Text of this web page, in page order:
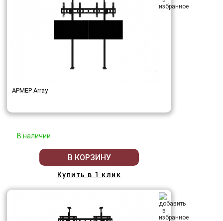
АРМЕР Array
В наличии
В КОРЗИНУ
Купить в 1 клик